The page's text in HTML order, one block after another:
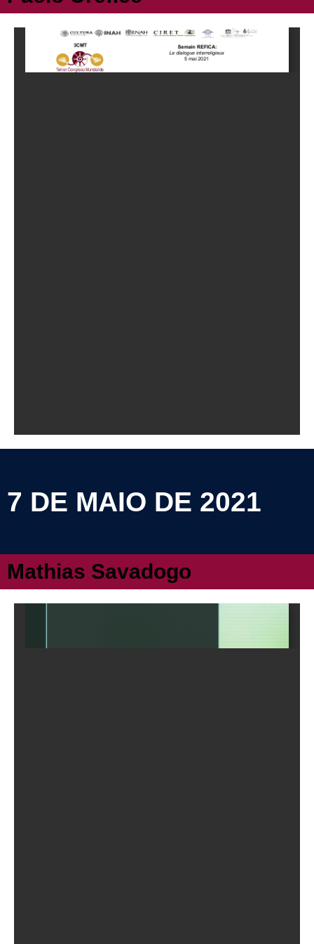
7 DE MAIO DE 2021
Mathias Savadogo